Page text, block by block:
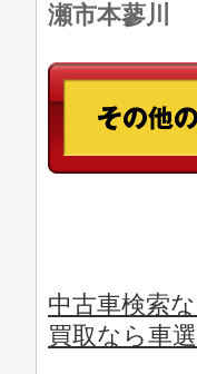
瀬市本蓼川
中古車検索
買取なら車